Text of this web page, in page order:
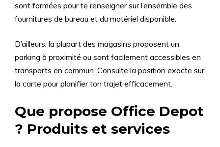
sont formées pour te renseigner sur l’ensemble des
fournitures de bureau et du matériel disponible.
D’ailleurs, la plupart des magasins proposent un
parking à proximité ou sont facilement accessibles en
transports en commun. Consulte la position exacte sur
la carte pour planifier ton trajet efficacement.
Que propose Office Depot
? Produits et services